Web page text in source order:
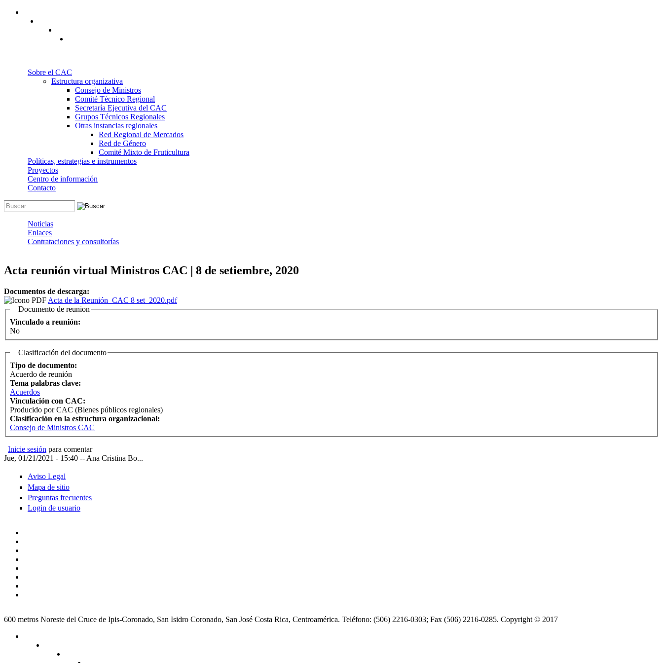
Pasar al contenido principal
Sobre el CAC
Estructura organizativa
Consejo de Ministros
Comité Técnico Regional
Secretaría Ejecutiva del CAC
Grupos Técnicos Regionales
Otras instancias regionales
Red Regional de Mercados
Red de Género
Comité Mixto de Fruticultura
Políticas, estrategias e instrumentos
Proyectos
Centro de información
Contacto
Buscar
Noticias
Enlaces
Contrataciones y consultorías
Acta reunión virtual Ministros CAC | 8 de setiembre, 2020
Documentos de descarga:
Acta de la Reunión_CAC 8 set_2020.pdf
Documento de reunion
Vinculado a reunión:
No
Clasificación del documento
Tipo de documento:
Acuerdo de reunión
Tema palabras clave:
Acuerdos
Vinculación con CAC:
Producido por CAC (Bienes públicos regionales)
Clasificación en la estructura organizacional:
Consejo de Ministros CAC
Inicie sesión para comentar
Jue, 01/21/2021 - 15:40 -- Ana Cristina Bo...
Aviso Legal
Mapa de sitio
Preguntas frecuentes
Login de usuario
600 metros Noreste del Cruce de Ipis-Coronado, San Isidro Coronado, San José Costa Rica, Centroamérica. Teléfono: (506) 2216-0303; Fax (506) 2216-0285. Copyright © 2017